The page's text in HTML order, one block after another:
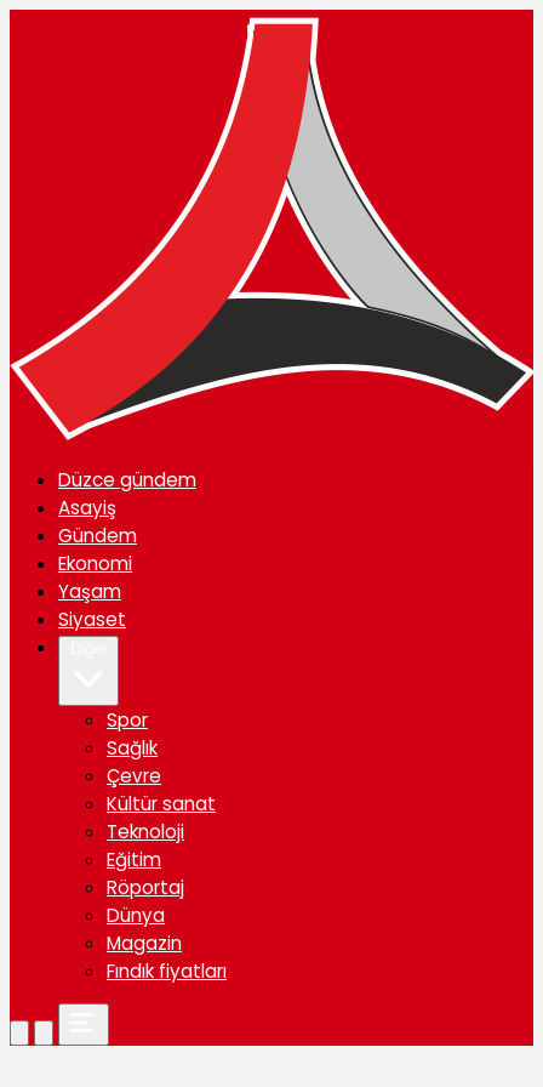
Düzce gündem
Asayiş
Gündem
Ekonomi
Yaşam
Siyaset
Spor
Sağlık
Çevre
Kültür sanat
Teknoloji
Eğitim
Röportaj
Dünya
Magazin
Fındık fiyatları